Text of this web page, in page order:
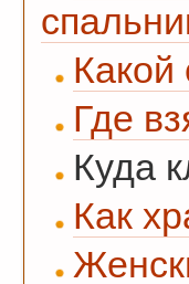
Где
Куда
Как